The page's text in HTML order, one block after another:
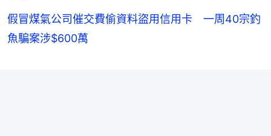
假冒煤氣公司催交費偷資料盜用信用卡 一周40宗釣
魚騙案涉$600萬